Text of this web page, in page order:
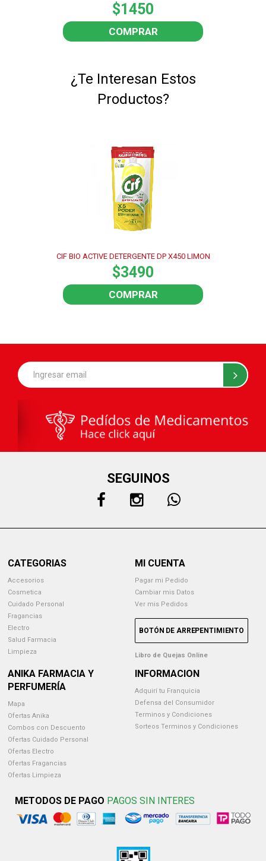
$1450
COMPRAR
¿Te Interesan Estos
Productos?
CIF BIO ACTIVE DETERGENTE DP X450 LIMON
$3490
COMPRAR
SEGUINOS
CATEGORIAS
Accesorios
Cosmetica
Cuidado Personal
Fragancias
Electro
Salud Farmacia
Limpieza
MI CUENTA
Pagar mi Pedido
Cambiar mis Datos
Ver mis Pedidos
BOTÓN DE ARREPENTIMIENTO
Libro de Quejas Online
ANIKA FARMACIA Y
PERFUMERÍA
Mapa
Ofertas Anika
Combos con Descuento
Ofertas Cuidado Personal
Ofertas Electro
Ofertas Fragancias
Ofertas Limpieza
INFORMACION
Adquirí tu Franquicia
Defensa del Consumidor
Terminos y Condiciones
Sorteos Terminos y Condiciones
METODOS DE PAGO PAGOS SIN INTERES